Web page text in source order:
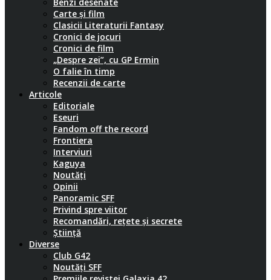
Carte și film
Clasicii Literaturii Fantasy
Cronici de jocuri
Cronici de film
„Despre zei”, cu GP Ermin
O falie în timp
Recenzii de carte
Articole
Editoriale
Eseuri
Fandom off the record
Frontiera
Interviuri
Kaguya
Noutăți
Opinii
Panoramic SFF
Privind spre viitor
Recomandări, rețete și secrete
Știință
Diverse
Club G42
Noutăți SFF